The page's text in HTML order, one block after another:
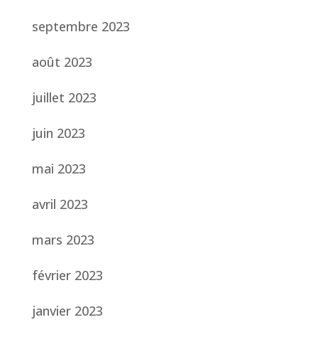
septembre 2023
août 2023
juillet 2023
juin 2023
mai 2023
avril 2023
mars 2023
février 2023
janvier 2023